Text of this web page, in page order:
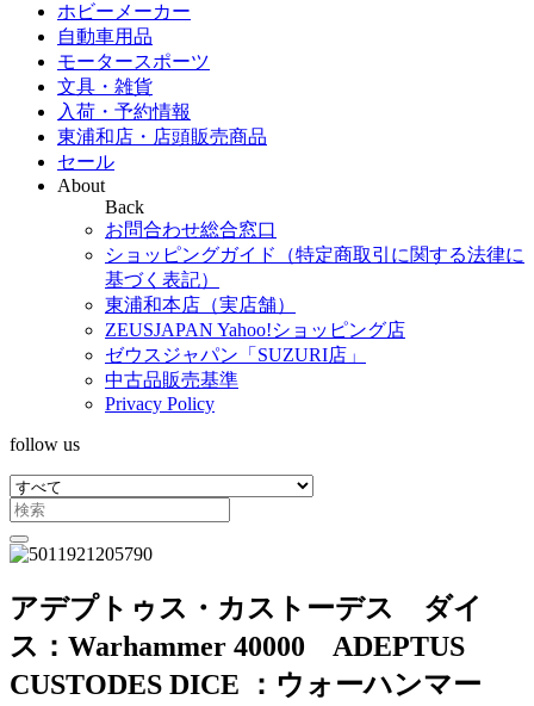
ホビーメーカー
自動車用品
モータースポーツ
文具・雑貨
入荷・予約情報
東浦和店・店頭販売商品
セール
About
Back
お問合わせ総合窓口
ショッピングガイド（特定商取引に関する法律に
基づく表記）
東浦和本店（実店舗）
ZEUSJAPAN Yahoo!ショッピング店
ゼウスジャパン「SUZURI店」
中古品販売基準
Privacy Policy
follow us
アデプトゥス・カストーデス ダイ
ス：Warhammer 40000 ADEPTUS
CUSTODES DICE ：ウォーハンマー